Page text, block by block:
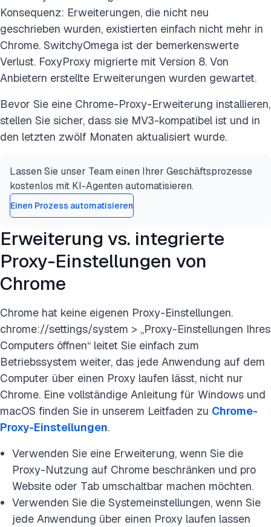
Konsequenz: Erweiterungen, die nicht neu
geschrieben wurden, existierten einfach nicht mehr in
Chrome. SwitchyOmega ist der bemerkenswerte
Verlust. FoxyProxy migrierte mit Version 8. Von
Anbietern erstellte Erweiterungen wurden gewartet.
Bevor Sie eine Chrome-Proxy-Erweiterung installieren,
stellen Sie sicher, dass sie MV3-kompatibel ist und in
den letzten zwölf Monaten aktualisiert wurde.
Lassen Sie unser Team einen Ihrer Geschäftsprozesse
kostenlos mit KI-Agenten automatisieren.
Einen Prozess automatisieren
Erweiterung vs. integrierte
Proxy-Einstellungen von
Chrome
Chrome hat keine eigenen Proxy-Einstellungen.
chrome://settings/system > „Proxy-Einstellungen Ihres
Computers öffnen“ leitet Sie einfach zum
Betriebssystem weiter, das jede Anwendung auf dem
Computer über einen Proxy laufen lässt, nicht nur
Chrome. Eine vollständige Anleitung für Windows und
macOS finden Sie in unserem Leitfaden zu Chrome-
Proxy-Einstellungen.
Verwenden Sie eine Erweiterung, wenn Sie die
Proxy-Nutzung auf Chrome beschränken und pro
Website oder Tab umschaltbar machen möchten.
Verwenden Sie die Systemeinstellungen, wenn Sie
jede Anwendung über einen Proxy laufen lassen